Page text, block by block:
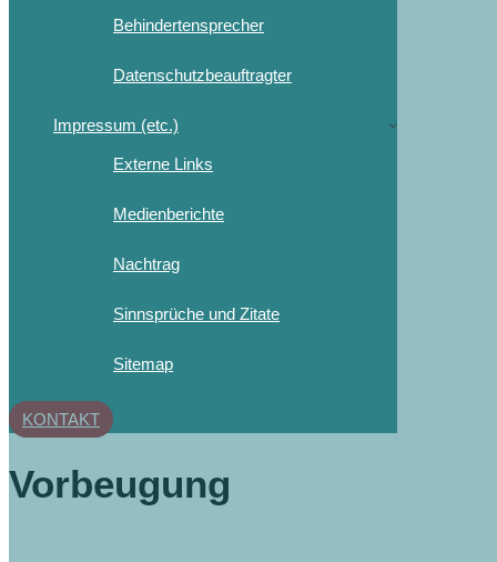
Behindertensprecher
Datenschutzbeauftragter
Impressum (etc.)
Externe Links
Medienberichte
Nachtrag
Sinnsprüche und Zitate
Sitemap
KONTAKT
Vorbeugung